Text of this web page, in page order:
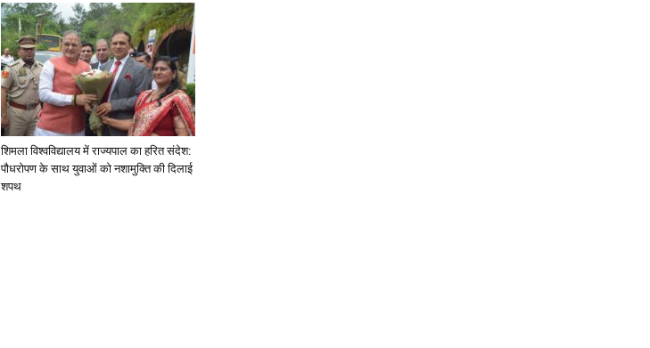
शिमला विश्वविद्यालय में राज्यपाल का हरित संदेश:
पौधरोपण के साथ युवाओं को नशामुक्ति की दिलाई
शपथ